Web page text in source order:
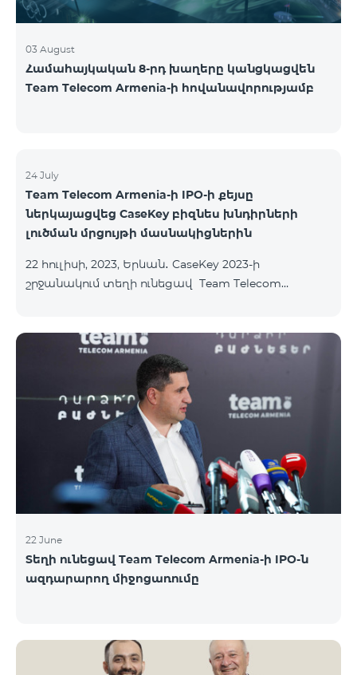
03 August
Համահայկական 8-րդ խաղերը կանցկացվեն
Team Telecom Armenia-ի հովանավորությամբ
24 July
Team Telecom Armenia-ի IPO-ի քեյսը
ներկայացվեց CaseKey բիզնես խնդիրների
լուծման մրցույթի մասնակիցներին
22 հուլիսի, 2023, Երևան․ CaseKey 2023-ի
շրջանակում տեղի ունեցավ Team Telecom
Հայաստանի տարբեր բուհերից շուրջ 200
երիտասարդներ ծանոթացան առաջնային
հրապարակային տեղաբաշխման բոլոր
մանրամասներին ու թիմերին տրամադրվեց
ընկերության զարգացման ռազմավարական
խնդիրը։ Լուծումներ առաջարկելու համար թիմերն
ունենալու են ընդամենը 72 ժամ։ Հաջողություն
մաղթելով մրցույթի մասնակիցներին Team
Telecom Armenia-ի գլխավոր տնօրեն Հայկ
Եսայանը նշեց, որ
22 June
Տեղի ունեցավ Team Telecom Armenia-ի IPO-ն
ազդարարող միջոցառումը